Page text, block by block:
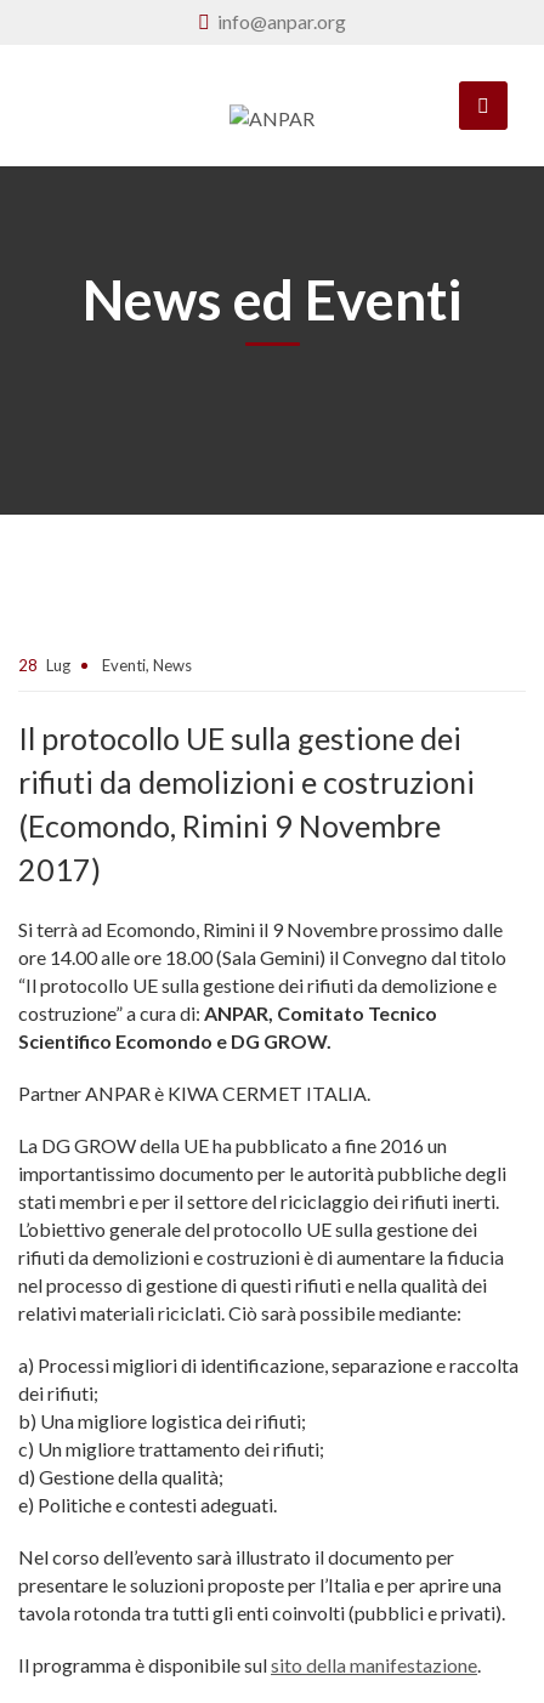
info@anpar.org
News ed Eventi
28 Lug Eventi, News
Il protocollo UE sulla gestione dei
rifiuti da demolizioni e costruzioni
(Ecomondo, Rimini 9 Novembre
2017)
Si terrà ad Ecomondo, Rimini il 9 Novembre prossimo dalle
ore 14.00 alle ore 18.00 (Sala Gemini) il Convegno dal titolo
“Il protocollo UE sulla gestione dei rifiuti da demolizione e
costruzione” a cura di: ANPAR, Comitato Tecnico
Scientifico Ecomondo e DG GROW.
Partner ANPAR è KIWA CERMET ITALIA.
La DG GROW della UE ha pubblicato a fine 2016 un
importantissimo documento per le autorità pubbliche degli
stati membri e per il settore del riciclaggio dei rifiuti inerti.
L’obiettivo generale del protocollo UE sulla gestione dei
rifiuti da demolizioni e costruzioni è di aumentare la fiducia
nel processo di gestione di questi rifiuti e nella qualità dei
relativi materiali riciclati. Ciò sarà possibile mediante:
a) Processi migliori di identificazione, separazione e raccolta
dei rifiuti;
b) Una migliore logistica dei rifiuti;
c) Un migliore trattamento dei rifiuti;
d) Gestione della qualità;
e) Politiche e contesti adeguati.
Nel corso dell’evento sarà illustrato il documento per
presentare le soluzioni proposte per l’Italia e per aprire una
tavola rotonda tra tutti gli enti coinvolti (pubblici e privati).
Il programma è disponibile sulsito della manifestazione.